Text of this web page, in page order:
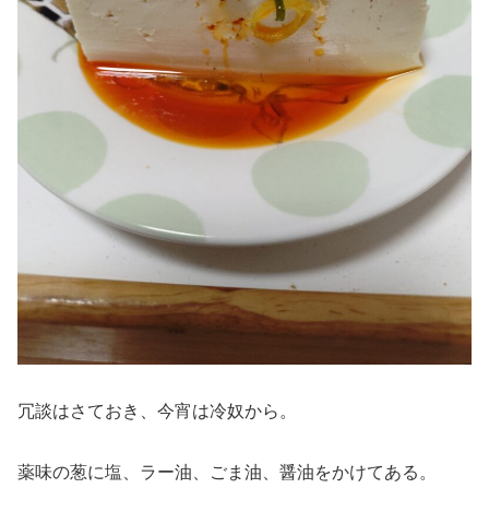
冗談はさておき、今宵は冷奴から。
薬味の葱に塩、ラー油、ごま油、醤油をかけてある。